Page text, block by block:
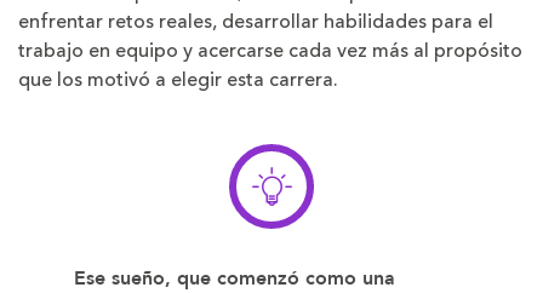
enfrentar retos reales, desarrollar habilidades para el
trabajo en equipo y acercarse cada vez más al propósito
que los motivó a elegir esta carrera.
Ese sueño, que comenzó como una